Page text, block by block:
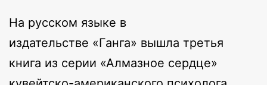
На русском языке в
издательстве «Ганга» вышла третья
книга из серии «Алмазное сердце»